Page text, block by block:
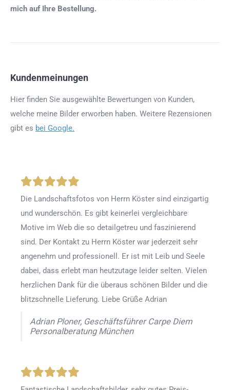
mich auf Ihre Bestellung.
Kundenmeinungen
Hier finden Sie ausgewählte Bewertungen von Kunden,
welche meine Bilder erworben haben. Weitere Rezensionen
gibt es bei Google.
Die Landschaftsfotos von Herrn Köster sind einzigartig
und wunderschön. Es gibt keinerlei vergleichbare
Motive im Web die so detailgetreu und faszinierend
sind. Der Kontakt zu Herrn Köster war jederzeit sehr
angenehm und professionell. Er ist mit Leib und Seele
dabei, dass erlebt man heutzutage leider selten. Vielen
herzlichen Dank für die überaus schönen Bilder und die
blitzschnelle Lieferung. Liebe Grüße Adrian
Adrian Ploner, Geschäftsführer Carpe Diem
Personalberatung München